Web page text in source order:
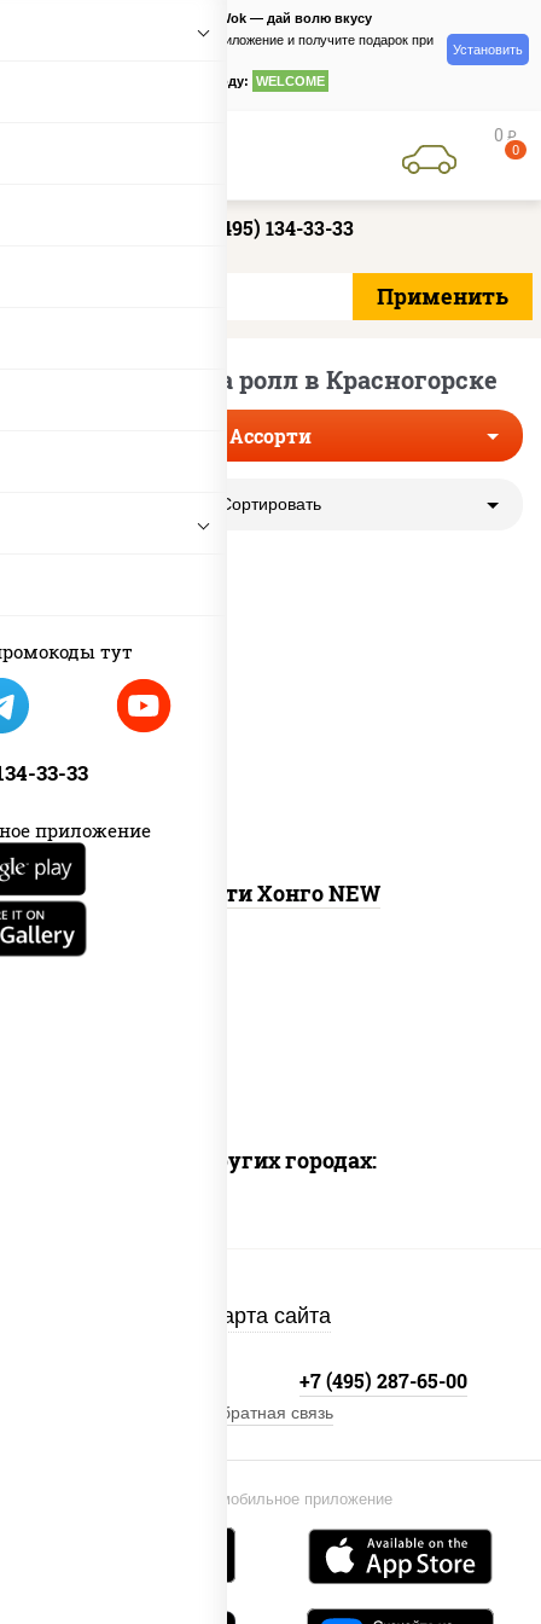
тут
33-33
приложение
PizzaSushiWok — дай волю вкусу
Скачайте приложение и получите подарок при
по промокоду: WELCOME
Установить
0 руб
0
+7 (495) 134-33-33
Тунец темпура ролл в Красногорске
Ассорти
Сортировать
тунец темпура ролл
ролл калифорния хит 2, калифорния
Ассорти Хонго NEW
Доставка в других городах:
Карта сайта
Установи мобильное приложение
+7 (495) 287-65-00
Обратная связь